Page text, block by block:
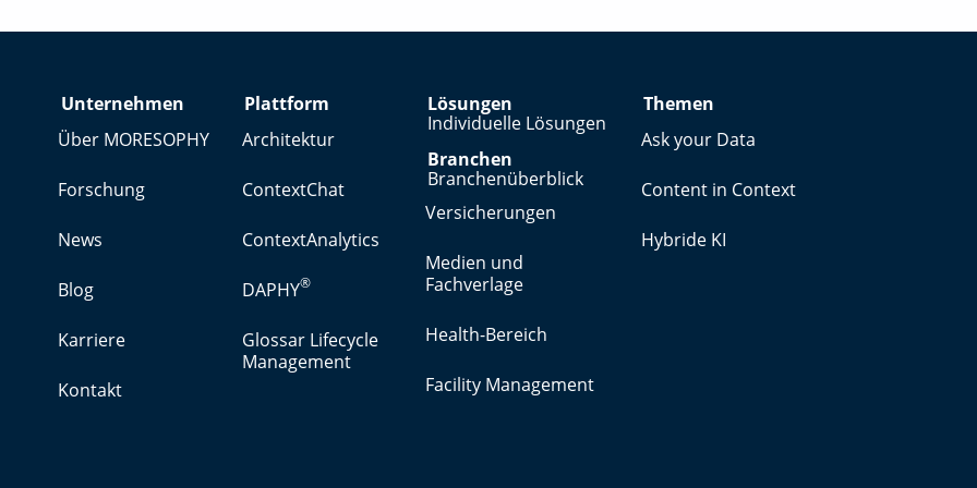
Unternehmen
Über MORESOPHY
Forschung
News
Blog
Karriere
Kontakt
Plattform
Architektur
ContextChat
ContextAnalytics
DAPHY®
Glossar Lifecycle
Management
Lösungen
Individuelle Lösungen
Branchen
Branchenüberblick
Versicherungen
Medien und
Fachverlage
Health-Bereich
Facility Management
Themen
Ask your Data
Content in Context
Hybride KI